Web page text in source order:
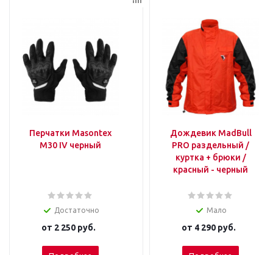
Перчатки Masontex
M30 IV черный
Достаточно
от 2 250 руб.
Дождевик MadBull
PRO раздельный /
куртка + брюки /
красный - черный
Мало
от 4 290 руб.